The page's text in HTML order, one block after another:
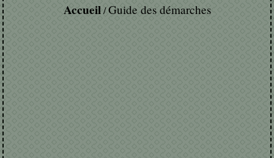
Accueil /Guide des démarches